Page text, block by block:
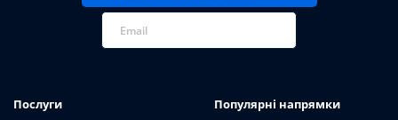
Послуги Популярні напрямки